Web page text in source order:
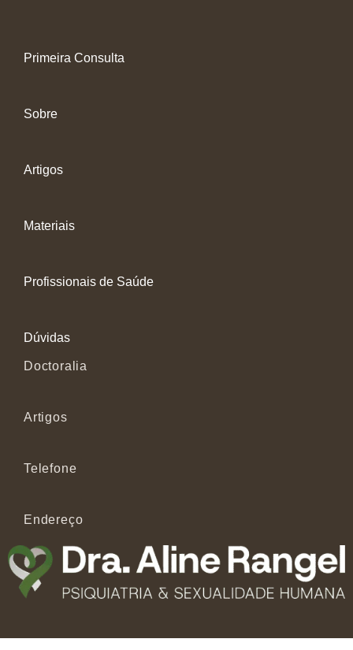
Primeira Consulta
Sobre
Artigos
Materiais
Profissionais de Saúde
Dúvidas
Doctoralia
Artigos
Telefone
Endereço